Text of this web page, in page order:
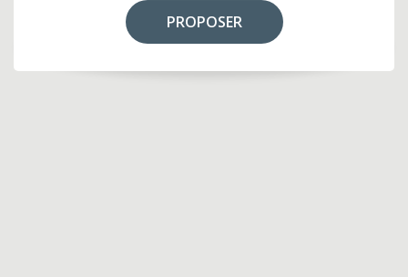
PROPOSER